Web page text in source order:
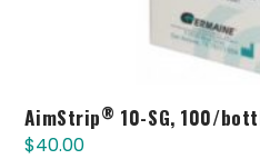
AimStrip® 10-SG, 100/
$40.00